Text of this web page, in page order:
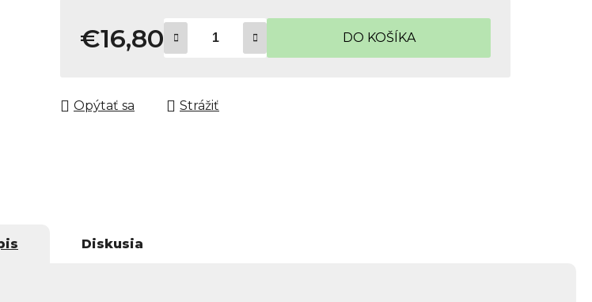
€16,80 DO KOŠÍKA
Opýtať sa Strážiť
Diskusia